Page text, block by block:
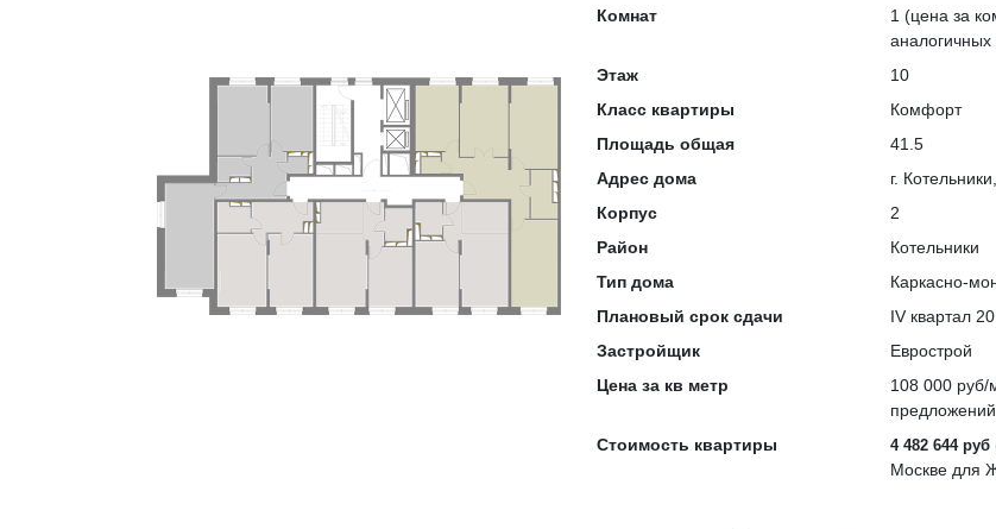
Комнат 1 (цена за
Этаж
10
Класс квартиры
Комфорт
Площадь общая
41.5
Адрес дома
г.
Корпус
2
Район
Котельники
Тип дома
Каркасно-
Плановый срок сдачи
IV квартал
Застройщик
Еврострой
Цена за кв метр
108 000 руб/
Стоимость квартиры
4 482 644 руб
Москве для